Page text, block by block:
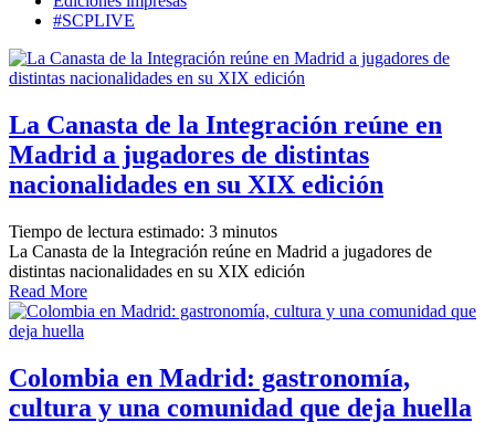
#SCPLIVE
La Canasta de la Integración reúne en
Madrid a jugadores de distintas
nacionalidades en su XIX edición
Tiempo de lectura estimado: 3 minutos
La Canasta de la Integración reúne en Madrid a jugadores de
distintas nacionalidades en su XIX edición
Read More
Colombia en Madrid: gastronomía,
cultura y una comunidad que deja huella